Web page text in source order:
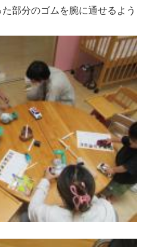
部分のゴムを腕に通せるよう